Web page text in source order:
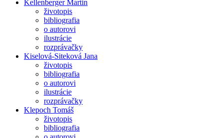
Kellenberger Martin
životopis
bibliografia
o autorovi
ilustrácie
rozprávačky
Kiselová-Siteková Jana
životopis
bibliografia
o autorovi
ilustrácie
rozprávačky
Klepoch Tomáš
životopis
bibliografia